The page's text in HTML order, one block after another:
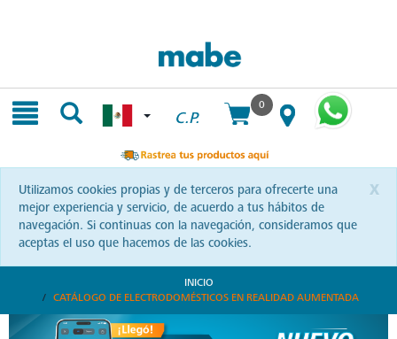
C.P.
0
x
Utilizamos cookies propias y de terceros para ofrecerte una
mejor experiencia y servicio, de acuerdo a tus hábitos de
navegación. Si continuas con la navegación, consideramos que
aceptas el uso que hacemos de las cookies.
INICIO
CATÁLOGO DE ELECTRODOMÉSTICOS EN REALIDAD AUMENTADA